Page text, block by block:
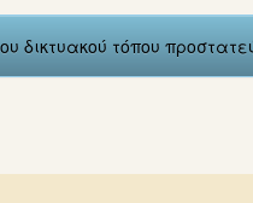
δικτυακού τόπου